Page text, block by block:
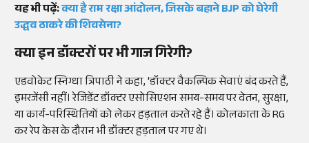
यह भी पढ़ें:क्या है राम रक्षा आंदोलन, जिसके बहाने BJP को घेरेगी
उद्धव ठाकरे की शिवसेना?
क्या इन डॉक्टरों पर भी गाज गिरेगी?
एडवोकेट स्निग्धा त्रिपाठी ने कहा, 'डॉक्टर वैकल्पिक सेवाएं बंद करते हैं,
इमरजेंसी नहीं। रेजिडेंट डॉक्टर एसोसिएशन समय-समय पर वेतन, सुरक्षा,
या कार्य-परिस्थितियों को लेकर हड़ताल करते रहे हैं। कोलकाता के RG
कर रेप केस के दौरान भी डॉक्टर हड़ताल पर गए थे।